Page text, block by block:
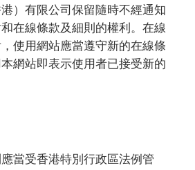
）有限公司保留隨時不經通知
在線條款及細則的權利。在線
使用網站應當遵守新的在線條
網站即表示使用者已接受新的
當受香港特別行政區法例管